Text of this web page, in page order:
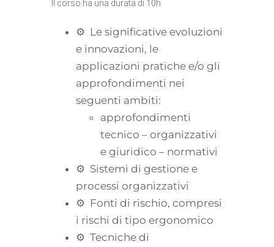
Il corso ha una durata di 10h
⚙ Le significative evoluzioni
e innovazioni, le
applicazioni pratiche e/o gli
approfondimenti nei
seguenti ambiti:
approfondimenti
tecnico – organizzativi
e giuridico – normativi
⚙ Sistemi di gestione e
processi organizzativi
⚙ Fonti di rischio, compresi
i rischi di tipo ergonomico
⚙ Tecniche di